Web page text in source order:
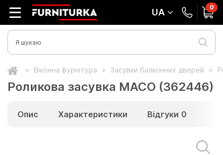
UA 0
Віконна фурнітура Засувки балконних дверей
Роликова засувка MACO (362446)
Опис Характеристики Відгуки 0